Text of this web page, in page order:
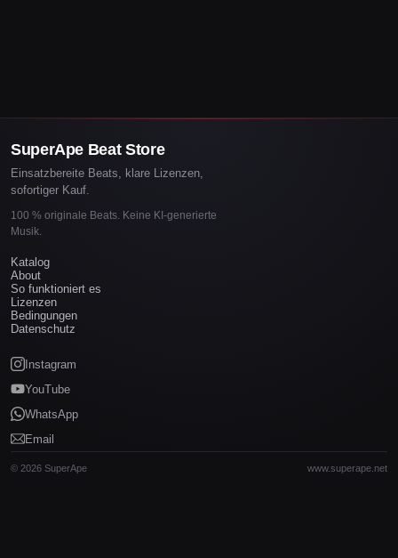
SuperApe Beat Store
Einsatzbereite Beats, klare Lizenzen,
sofortiger Kauf.
100 % originale Beats. Keine KI-generierte
Musik.
Katalog
About
So funktioniert es
Lizenzen
Bedingungen
Datenschutz
Instagram
YouTube
WhatsApp
Email
© 2026 SuperApe www.superape.net